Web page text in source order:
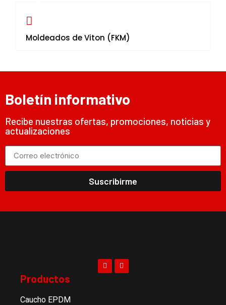
Moldeados de Viton (FKM)
Boletín informativo
Recibe nuestras ofertas, promociones, noticias y
actualizaciones
Suscribirme
Productos
Caucho EPDM